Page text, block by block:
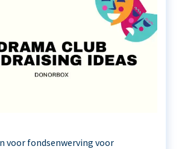
voor fondsenwerving voor